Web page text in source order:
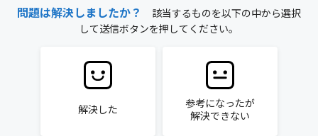
問題は解決しましたか？
該当するものを以下の中から選択
して送信ボタンを押してください。
解決した
参考になったが
解決できない